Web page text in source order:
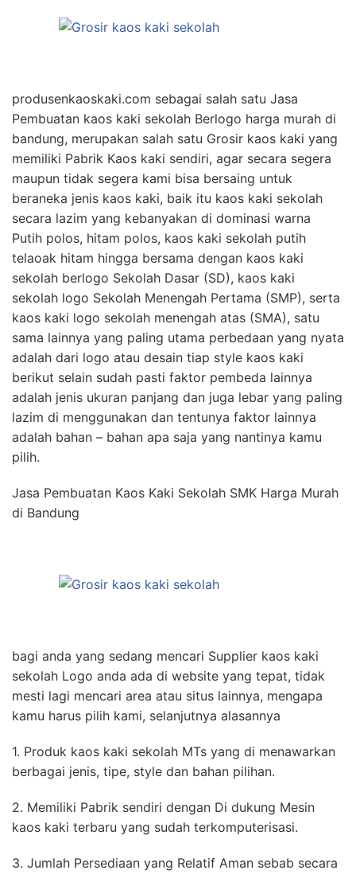
produsenkaoskaki.com sebagai salah satu Jasa
Pembuatan kaos kaki sekolah Berlogo harga murah di
bandung, merupakan salah satu Grosir kaos kaki yang
memiliki Pabrik Kaos kaki sendiri, agar secara segera
maupun tidak segera kami bisa bersaing untuk
beraneka jenis kaos kaki, baik itu kaos kaki sekolah
secara lazim yang kebanyakan di dominasi warna
Putih polos, hitam polos, kaos kaki sekolah putih
telaoak hitam hingga bersama dengan kaos kaki
sekolah berlogo Sekolah Dasar (SD), kaos kaki
sekolah logo Sekolah Menengah Pertama (SMP), serta
kaos kaki logo sekolah menengah atas (SMA), satu
sama lainnya yang paling utama perbedaan yang nyata
adalah dari logo atau desain tiap style kaos kaki
berikut selain sudah pasti faktor pembeda lainnya
adalah jenis ukuran panjang dan juga lebar yang paling
lazim di menggunakan dan tentunya faktor lainnya
adalah bahan – bahan apa saja yang nantinya kamu
pilih.
Jasa Pembuatan Kaos Kaki Sekolah SMK Harga Murah
di Bandung
bagi anda yang sedang mencari Supplier kaos kaki
sekolah Logo anda ada di website yang tepat, tidak
mesti lagi mencari area atau situs lainnya, mengapa
kamu harus pilih kami, selanjutnya alasannya
1. Produk kaos kaki sekolah MTs yang di menawarkan
berbagai jenis, tipe, style dan bahan pilihan.
2. Memiliki Pabrik sendiri dengan Di dukung Mesin
kaos kaki terbaru yang sudah terkomputerisasi.
3. Jumlah Persediaan yang Relatif Aman sebab secara